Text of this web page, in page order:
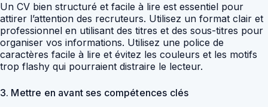
Un CV bien structuré et facile à lire est essentiel pour
attirer l’attention des recruteurs. Utilisez un format clair et
professionnel en utilisant des titres et des sous-titres pour
organiser vos informations. Utilisez une police de
caractères facile à lire et évitez les couleurs et les motifs
trop flashy qui pourraient distraire le lecteur.
3. Mettre en avant ses compétences clés